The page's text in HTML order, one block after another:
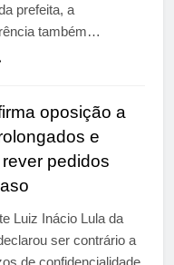
prefeita, a
também…
oposição a
e
pedidos
Luiz Inácio Lula da
ser contrário a
de confidencialidade